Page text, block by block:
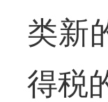
类新
得税